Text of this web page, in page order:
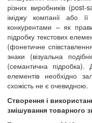
різних виробників (post-
іміджу компанії або
конкурентами – як
підробку текстових
(фонетичне
знаки (візуальна
(семантична підробка).
елементів необхідно
схожість не є очевидною.
Створення і
змішування товарного